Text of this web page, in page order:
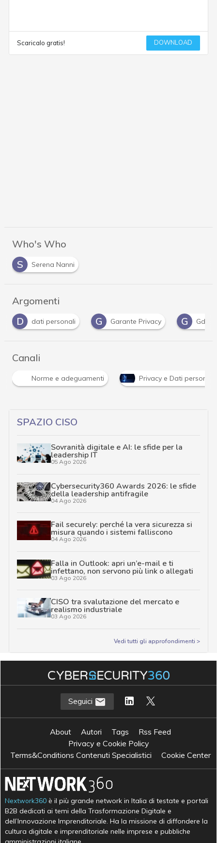
Scaricalo gratis! DOWNLOAD
Who's Who
S
Serena Nanni
Argomenti
G
Garante Privacy G Gdpr I Informativa
Canali
Norme e adeguamenti Privacy e Dati personali
SPAZIO CISO
Sovranità digitale e AI: le sfide per la
leadership IT
05 Ago 2026
Cybersecurity360 Awards 2026: le sfide
della leadership antifragile
04 Ago 2026
Fail securely: perché la vera sicurezza si
misura quando i sistemi falliscono
04 Ago 2026
Falla in Outlook: apri un’e-mail e ti
infettano, non servono più link o allegati
03 Ago 2026
CISO tra svalutazione del mercato e
realismo industriale
03 Ago 2026
Vedi tutti gli approfondimenti >
Seguici
About Autori Tags
Rss Feed
Privacy e Cookie Policy
Terms&Conditions Contenuti Specialistici
Cookie Center
Nextwork360 è il più grande network in Italia di testate e portali
B2B dedicati ai temi della Trasformazione Digitale e
dell’Innovazione Imprenditoriale. Ha la missione di diffondere la
cultura digitale e imprenditoriale nelle imprese e pubbliche